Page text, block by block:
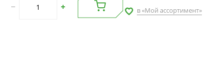
в «Мой ассортимент»